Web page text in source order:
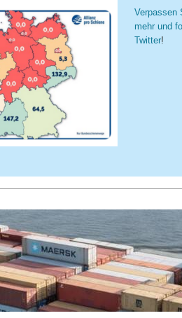
Verpassen
mehr und
Twitter!